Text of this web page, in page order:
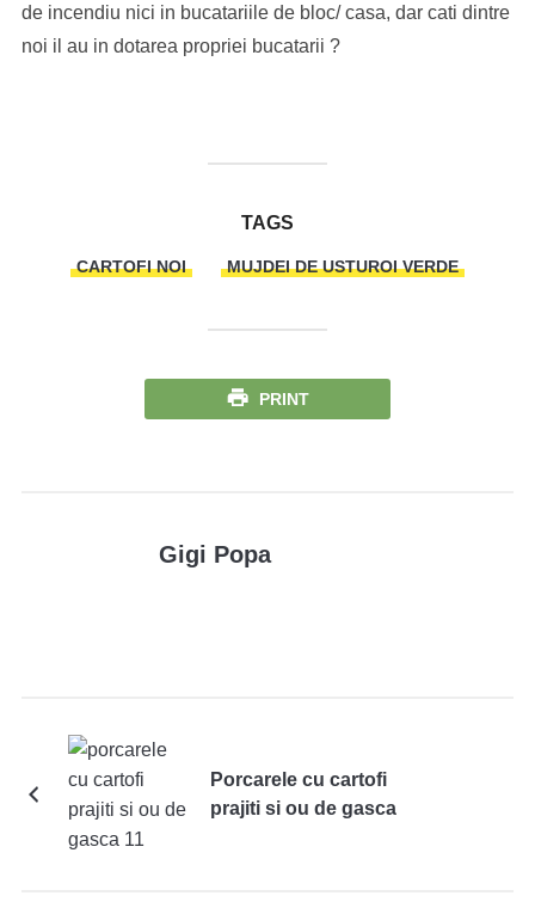
de incendiu nici in bucatariile de bloc/ casa, dar cati dintre
noi il au in dotarea propriei bucatarii ?
TAGS
CARTOFI NOI MUJDEI DE USTUROI VERDE
PRINT
Gigi Popa
Porcarele cu cartofi
prajiti si ou de gasca